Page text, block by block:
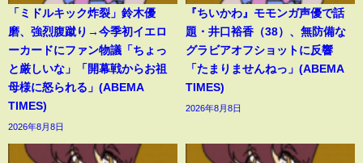
「ミドルキック炸裂」鈴木優
磨、強烈腹蹴り→今季初イエロ
ーカードにファン物議「ちょっ
と厳しいな」「開幕戦からお祖
母様に怒られる」(ABEMA
TIMES)
2026年8月8日
『ちいかわ』モモンガ声優で話
題・井口裕香（38）、無防備な
グラビアオフショットに反響
「たまりませんねっ」(ABEMA
TIMES)
2026年8月8日